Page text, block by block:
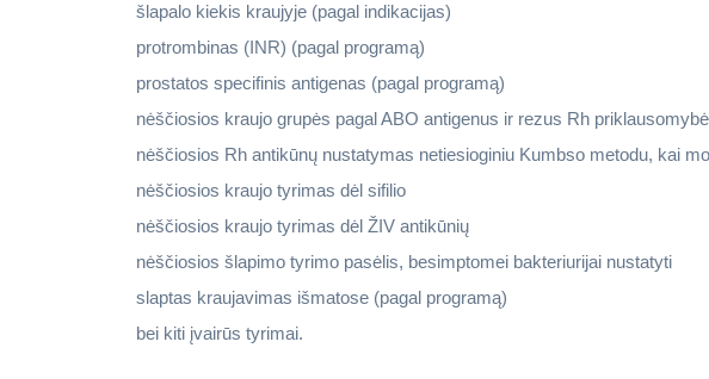
šlapalo kiekis kraujyje (pagal indikacijas)
protrombinas (INR) (pagal programą)
prostatos specifinis antigenas (pagal programą)
nėščiosios kraujo grupės pagal ABO antigenus ir rezus Rh
nėščiosios Rh antikūnų nustatymas netiesioginiu Kumbso metodu, kai
nėščiosios kraujo tyrimas dėl sifilio
nėščiosios kraujo tyrimas dėl ŽIV antikūnių
nėščiosios šlapimo tyrimo pasėlis, besimptomei bakteriurijai nustatyti
slaptas kraujavimas išmatose (pagal programą)
bei kiti įvairūs tyrimai.